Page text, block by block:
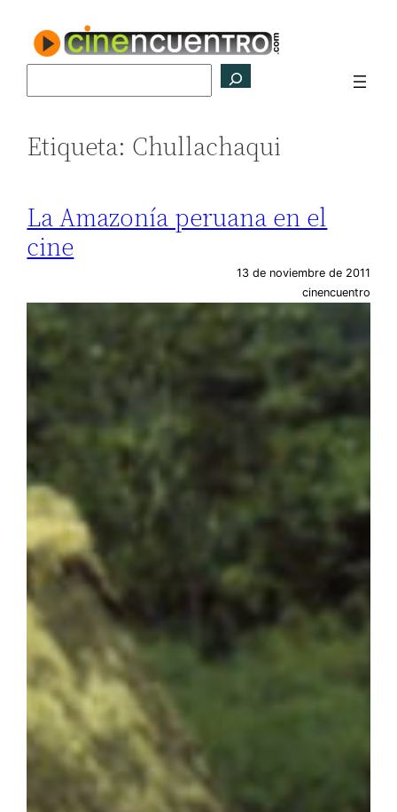
contenido
Etiqueta: Chullachaqui
La Amazonía peruana en el
cine
13 de noviembre de 2011
cinencuentro